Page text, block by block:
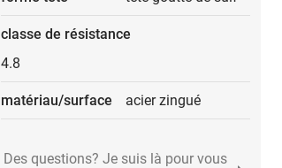
classe de résistance
4.8
matériau/surface acier zingué
Des questions? Je suis là pour vous